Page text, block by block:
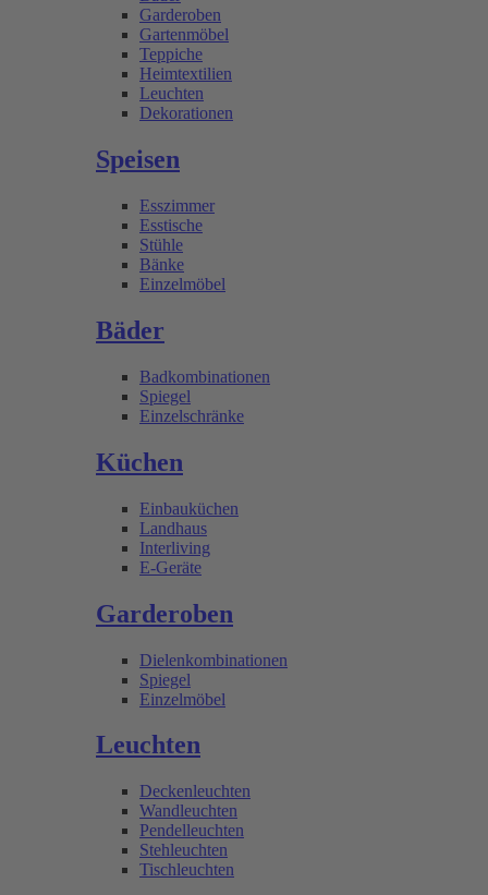
Garderoben
Gartenmöbel
Teppiche
Heimtextilien
Leuchten
Dekorationen
Speisen
Esszimmer
Esstische
Stühle
Bänke
Einzelmöbel
Bäder
Badkombinationen
Spiegel
Einzelschränke
Küchen
Einbauküchen
Landhaus
Interliving
E-Geräte
Garderoben
Dielenkombinationen
Spiegel
Einzelmöbel
Leuchten
Deckenleuchten
Wandleuchten
Pendelleuchten
Stehleuchten
Tischleuchten